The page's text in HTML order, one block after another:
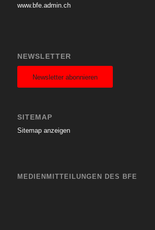
www.bfe.admin.ch
NEWSLETTER
Newsletter abonnieren
SITEMAP
Sitemap anzeigen
MEDIENMITTEILUNGEN DES BFE